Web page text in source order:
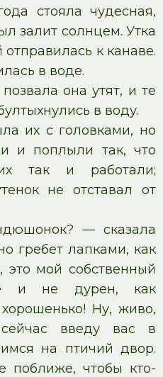
стояла чудесная,
залит солнцем. Утка
к канаве.
в воде.
она утят, и те
в воду.
их с головками, но
и поплыли так, что
так и работали;
не отставал от
— сказала
гребет лапками, как
мой собственный
и не дурен, как
Ну, живо,
введу вас в
на птичий двор.
поближе, чтобы кто-